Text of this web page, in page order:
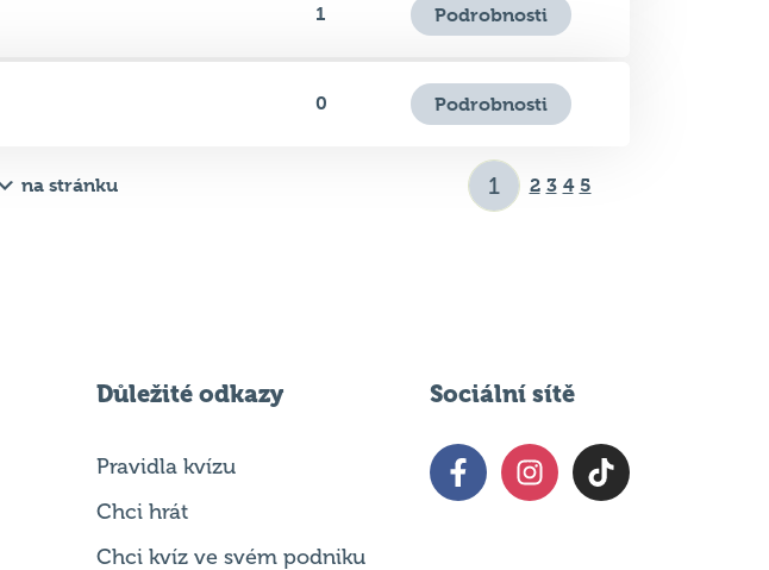
1 Podrobnosti
0 Podrobnosti
na stránku 2 3 4 5
Důležité odkazy
Pravidla kvízu
Chci hrát
Chci kvíz ve svém podniku
Sociální sítě